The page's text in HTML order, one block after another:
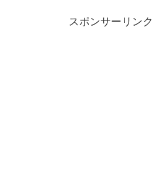
スポンサーリンク